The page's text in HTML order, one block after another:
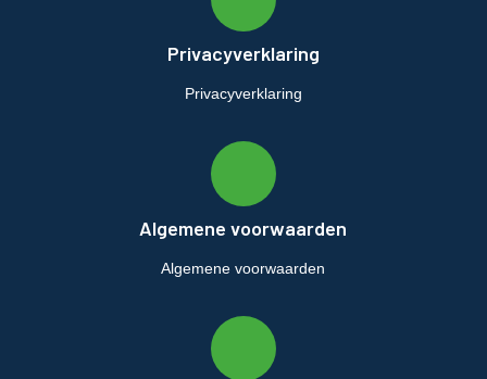
Privacyverklaring
Privacyverklaring
Algemene voorwaarden
Algemene voorwaarden